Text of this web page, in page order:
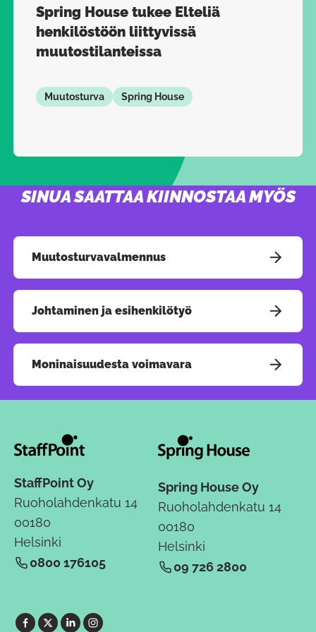
Spring House tukee Elteliä
henkilöstöön liittyvissä
muutostilanteissa
Muutosturva Spring House
SINUA SAATTAA KIINNOSTAA MYÖS
Muutosturvavalmennus
Johtaminen ja esihenkilötyö
Moninaisuudesta voimavara
StaffPoint Oy
Ruoholahdenkatu 14
00180
Helsinki
0800 176105
Spring House Oy
Ruoholahdenkatu 14
00180
Helsinki
09 726 2800